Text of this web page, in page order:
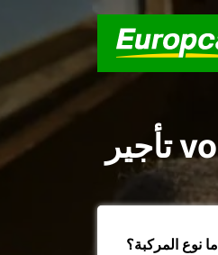
ما نوع المركبة؟